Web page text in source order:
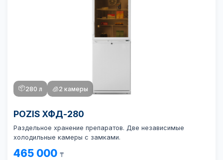
📦280 л 🧊2 камеры
POZIS ХФД-280
Раздельное хранение препаратов. Две независимые
холодильные камеры с замками.
465 000 ₸